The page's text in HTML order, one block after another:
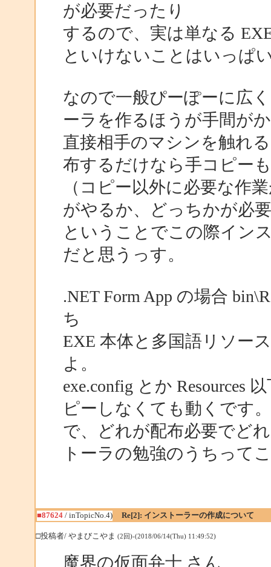
が必要だったり
するので、実は単なる
といけないことはいっぱ
なので一般ぴーぽーに広
ーラを作るほうが手間が
直接相手のマシンを触れ
布するだけなら手コピー
（コピー以外に必要な作
がやるか、どっちかが必
ということでこの際イン
だと思うっす。
.NET Form App の場合
ち
EXE 本体と多国語リソー
よ。
exe.config とか Resources
ピーしなくても動くです。
で、どれが配布必要でど
トーラの勉強のうちって
■87624/ inTopicNo.4) Re[2]: インストーラーの作成について
□投稿者/ やまびこやま (2回)-(2018/06/14(Thu) 11:49:52)
魔界の仮面弁士 さん